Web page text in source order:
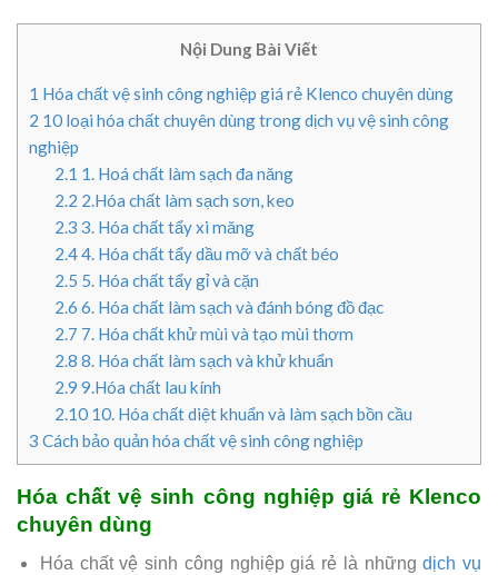
Nội Dung Bài Viết
1 Hóa chất vệ sinh công nghiệp giá rẻ Klenco chuyên dùng
2 10 loại hóa chất chuyên dùng trong dịch vụ vệ sinh công
nghiệp
2.1 1. Hoá chất làm sạch đa năng
2.2 2.Hóa chất làm sạch sơn, keo
2.3 3. Hóa chất tẩy xi măng
2.44. Hóa chất tẩy dầu mỡ và chất béo
2.5 5. Hóa chất tẩy gỉ và cặn
2.6 6. Hóa chất làm sạch và đánh bóng đồ đạc
2.7 7. Hóa chất khử mùi và tạo mùi thơm
2.8 8. Hóa chất làm sạch và khử khuẩn
2.9 9.Hóa chất lau kính
2.1010. Hóa chất diệt khuẩn và làm sạch bồn cầu
3 Cách bảo quản hóa chất vệ sinh công nghiệp
Hóa chất vệ sinh công nghiệp giá rẻ Klenco
chuyên dùng
Hóa chất vệ sinh công nghiệp giá rẻ là những dịch vụ